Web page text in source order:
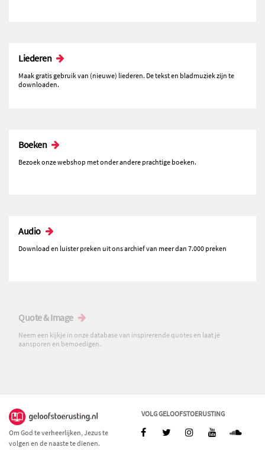
Liederen
Maak gratis gebruik van (nieuwe) liederen. De tekst en bladmuziek zijn te
downloaden.
Boeken
Bezoek onze webshop met onder andere prachtige boeken.
Audio
Download en luister preken uit ons archief van meer dan 7.000 preken
Quote & Image
Neem een kijkje in onze database van inspirerende quotes en laat je
aansporen en bemoedigen.
Om God te verheerlijken, Jezus te
volgen en de naaste te dienen.
VOLG GELOOFSTOERUSTING